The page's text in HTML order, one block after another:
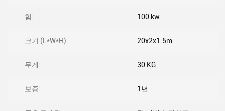
힘: 100 kw
크기 (L*W*H): 20x2x1.5m
무게: 30 KG
보증: 1년